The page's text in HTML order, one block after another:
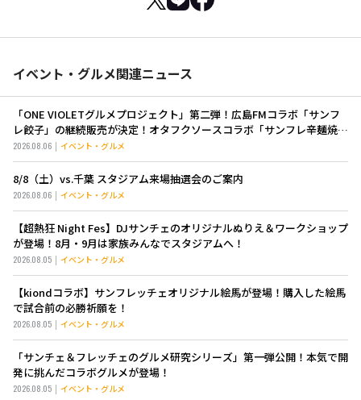
イベント・グルメ関連ニュース
「ONE VIOLETグルメプロジェクト」第二弾！広島FMコラボ「サンフ
レ餃子」の継続販売が決定！オタフクソースコラボ「サンフレ辛麺焼き
そば」も新登場！
2026.08.06 イベント・グルメ
8/8（土）vs.千葉 スタジアム来場抽選会のご案内
2026.08.06 イベント・グルメ
【超熱狂 Night Fes】DJサンチェのオリジナルぬりえ＆ワークショップ
が登場！8月・9月は家族みんなでスタジアムへ！
2026.08.05 イベント・グルメ
【kiondコラボ】サンフレッチェオリジナル絵馬が登場！購入した絵馬
で試合前の必勝祈願を！
2026.08.05 イベント・グルメ
「サンチェ＆フレッチェのグルメ研究シリーズ」第一弾公開！本気で開
発に挑んだコラボグルメが登場！
2026.08.05 イベント・グルメ